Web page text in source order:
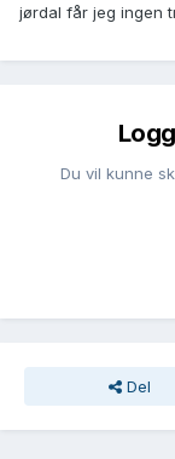
jørdal får jeg ingen
Du vil kunne
Del